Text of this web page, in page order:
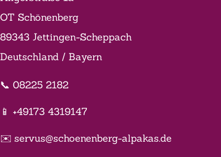
OT Schönenberg
89343 Jettingen-Scheppach
Deutschland / Bayern
📞 08225 2182
📱 +49173 4319147
✉️ servus@schoenenberg-alpakas.de